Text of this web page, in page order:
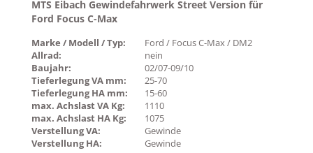
MTS Eibach Gewindefahrwerk Street Version für
Ford Focus C-Max
Marke / Modell / Typ:
Ford / Focus C-Max / DM2
Allrad:
nein
Baujahr:
02/07-09/10
Tieferlegung VA mm:
25-70
Tieferlegung HA mm:
15-60
max. Achslast VA Kg:
1110
max. Achslast HA Kg:
1075
Verstellung VA:
Gewinde
Verstellung HA:
Gewinde